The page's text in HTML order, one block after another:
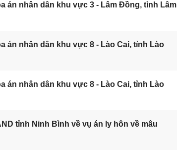
án nhân dân khu vực 3 - Lâm Đồng, tỉnh Lâm
án nhân dân khu vực 8 - Lào Cai, tỉnh Lào
án nhân dân khu vực 8 - Lào Cai, tỉnh Lào
tỉnh Ninh Bình về vụ án ly hôn về mâu